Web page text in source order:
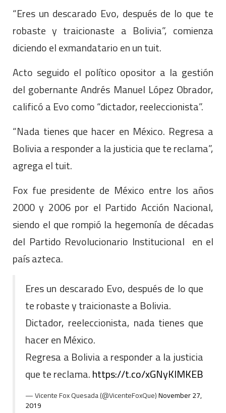
“Eres un descarado Evo, después de lo que te
robaste y traicionaste a Bolivia”, comienza
diciendo el exmandatario en un tuit.
Acto seguido el político opositor a la gestión
del gobernante Andrés Manuel López Obrador,
calificó a Evo como “dictador, reeleccionista”.
“Nada tienes que hacer en México. Regresa a
Bolivia a responder a la justicia que te reclama”,
agrega el tuit.
Fox fue presidente de México entre los años
2000 y 2006 por el Partido Acción Nacional,
siendo el que rompió la hegemonía de décadas
del Partido Revolucionario Institucional en el
país azteca.
Eres un descarado Evo, después de lo que
te robaste y traicionaste a Bolivia.
Dictador, reeleccionista, nada tienes que
hacer en México.
Regresa a Bolivia a responder a la justicia
que te reclama.https://t.co/xGNyKlMKEB
— Vicente Fox Quesada (@VicenteFoxQue)November 27,
2019